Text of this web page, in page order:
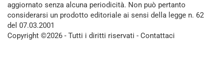
aggiornato senza alcuna periodicità. Non può pertanto
considerarsi un prodotto editoriale ai sensi della legge n. 62
del 07.03.2001
Copyright ©2026 - Tutti i diritti riservati - Contattaci